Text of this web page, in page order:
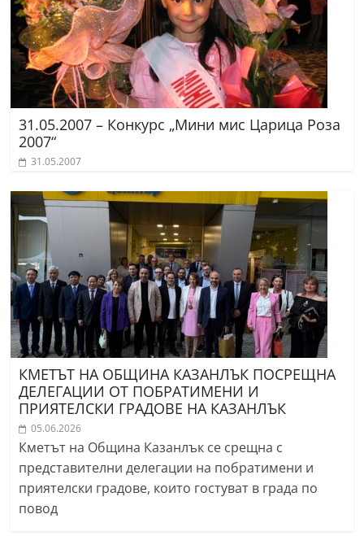
31.05.2007 – Конкурс „Мини мис Царица Роза
2007“
31.05.2007
КМЕТЪТ НА ОБЩИНА КАЗАНЛЪК ПОСРЕЩНА
ДЕЛЕГАЦИИ ОТ ПОБРАТИМЕНИ И
ПРИЯТЕЛСКИ ГРАДОВЕ НА КАЗАНЛЪК
05.06.2026
Кметът на Община Казанлък се срещна с
представителни делегации на побратимени и
приятелски градове, които гостуват в града по
повод